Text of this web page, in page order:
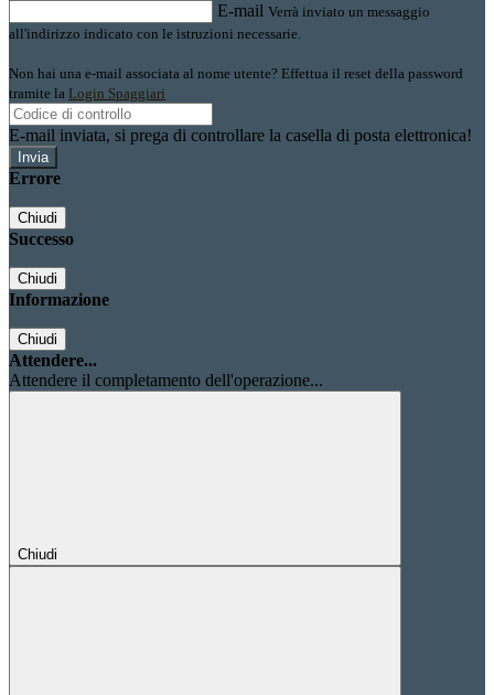
E-mail Verrà inviato un messaggio
all'indirizzo indicato con le istruzioni necessarie.
Non hai una e-mail associata al nome utente? Effettua il reset della password
tramite la Login Spaggiari
E-mail inviata, si prega di controllare la casella di posta elettronica!
Errore
Chiudi
Successo
Chiudi
Informazione
Chiudi
Attendere...
Attendere il completamento dell'operazione...
Chiudi